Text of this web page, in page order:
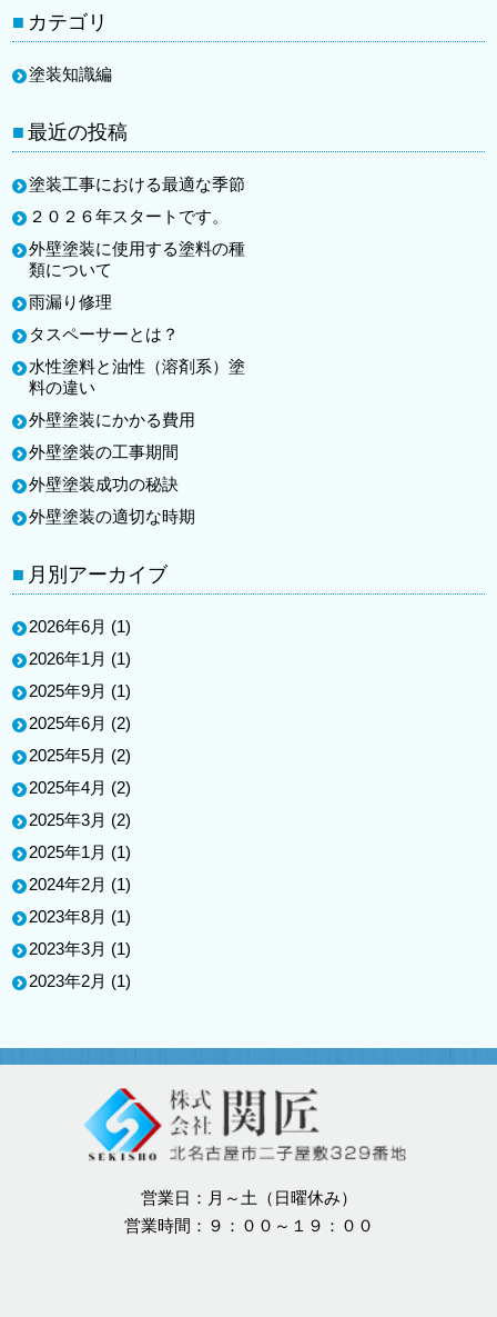
カテゴリ
塗装知識編
最近の投稿
塗装工事における最適な季節
２０２６年スタートです。
外壁塗装に使用する塗料の種
類について
雨漏り修理
タスペーサーとは？
水性塗料と油性（溶剤系）塗
料の違い
外壁塗装にかかる費用
外壁塗装の工事期間
外壁塗装成功の秘訣
外壁塗装の適切な時期
月別アーカイブ
2026年6月 (1)
2026年1月 (1)
2025年9月 (1)
2025年6月 (2)
2025年5月 (2)
2025年4月 (2)
2025年3月 (2)
2025年1月 (1)
2024年2月 (1)
2023年8月 (1)
2023年3月 (1)
2023年2月 (1)
営業日：月～土（日曜休み）
営業時間：９：００～１９：００